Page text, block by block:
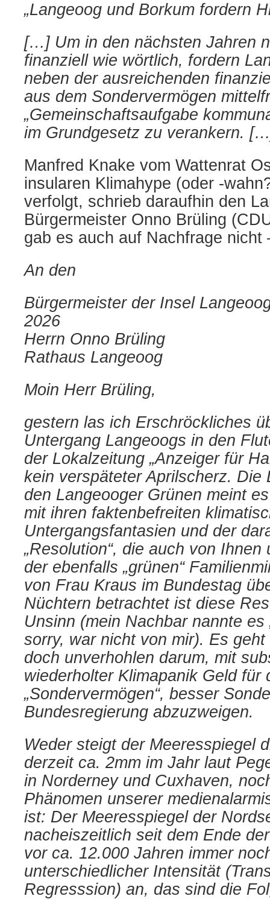
„Langeoog und Borkum fordern
[…] Um in den nächsten Jahren
finanziell wie wörtlich, fordern
neben der ausreichenden
aus dem Sondervermögen
„Gemeinschaftsaufgabe
im Grundgesetz zu verankern.
Manfred Knake vom Wattenrat
insularen Klimahype (oder -
verfolgt, schrieb daraufhin den
Bürgermeister Onno Brüling
gab es auch auf Nachfrage nicht
An den
Bürgermeister der Insel
2026
Herrn Onno Brüling
Rathaus Langeoog
Moin Herr Brüling,
gestern las ich Erschröckliches
Untergang Langeoogs in den
der Lokalzeitung „Anzeiger für
kein verspäteter Aprilscherz. Die
den Langeooger Grünen meint
mit ihren faktenbefreiten
Untergangsfantasien und der
„Resolution“, die auch von
der ebenfalls „grünen“
von Frau Kraus im Bundestag
Nüchtern betrachtet ist diese
Unsinn (mein Nachbar nannte es
sorry, war nicht von mir). Es
doch unverhohlen darum, mit
wiederholter Klimapanik Geld für
„Sondervermögen“, besser
Bundesregierung abzuzweigen.
Weder steigt der Meeresspiegel
derzeit ca. 2mm im Jahr laut
in Norderney und Cuxhaven,
Phänomen unserer
ist: Der Meeresspiegel der
nacheiszeitlich seit dem Ende
vor ca. 12.000 Jahren immer
unterschiedlicher Intensität
Regresssion) an, das sind die